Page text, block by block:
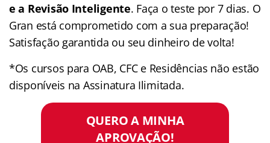
e a Revisão Inteligente. Faça o teste por 7 dias. O
Gran está comprometido com a sua preparação!
Satisfação garantida ou seu dinheiro de volta!
*Os cursos para OAB, CFC e Residências não estão
disponíveis na Assinatura Ilimitada.
QUERO A MINHA
APROVAÇÃO!